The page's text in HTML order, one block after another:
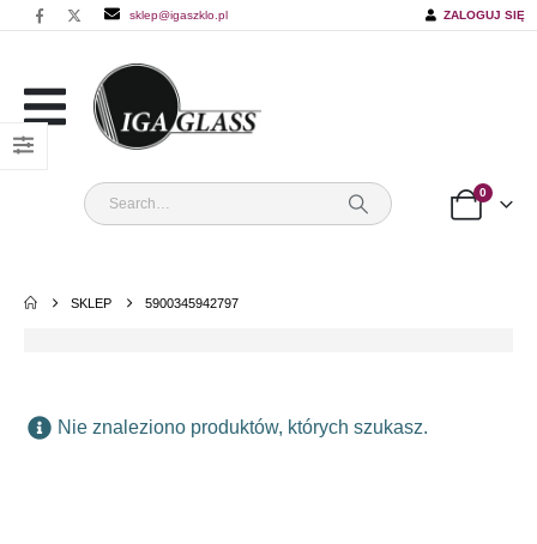
sklep@igaszklo.pl ZALOGUJ SIĘ
0
SKLEP 5900345942797
Nie znaleziono produktów, których szukasz.